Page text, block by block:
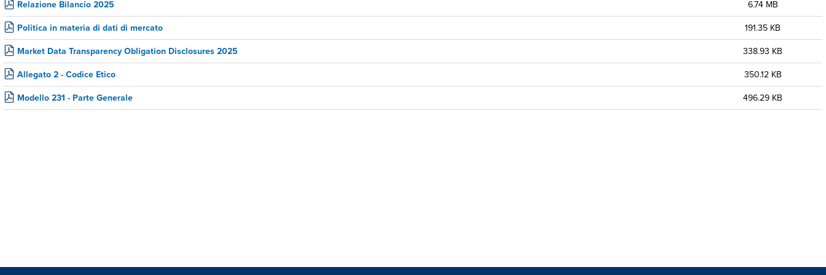
Relazione Bilancio 2025
6.74 MB
Politica in materia di dati di mercato
191.35 KB
Market Data Transparency Obligation Disclosures 2025
338.93 KB
Allegato 2 - Codice Etico
350.12 KB
Modello 231 - Parte Generale
496.29 KB